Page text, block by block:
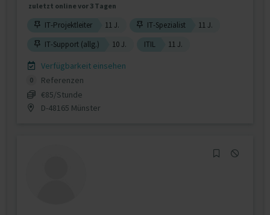
zuletzt online vor 3 Tagen
IT-Projektleiter 11 J. IT-Spezialist
11 J.
IT-Support (allg.)
10 J. ITIL 11 J.
Verfügbarkeit einsehen
0
Referenzen
€85/Stunde
D-48165 Münster